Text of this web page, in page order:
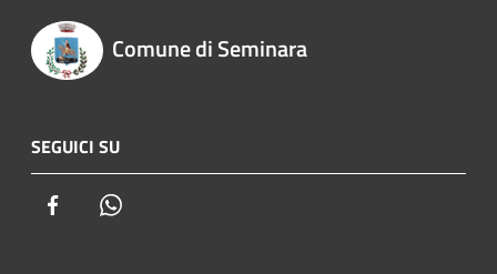
Comune di Seminara
SEGUICI SU
Facebook